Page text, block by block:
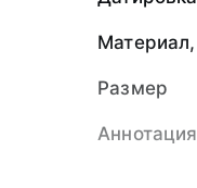
Материал,
Размер
Аннотация